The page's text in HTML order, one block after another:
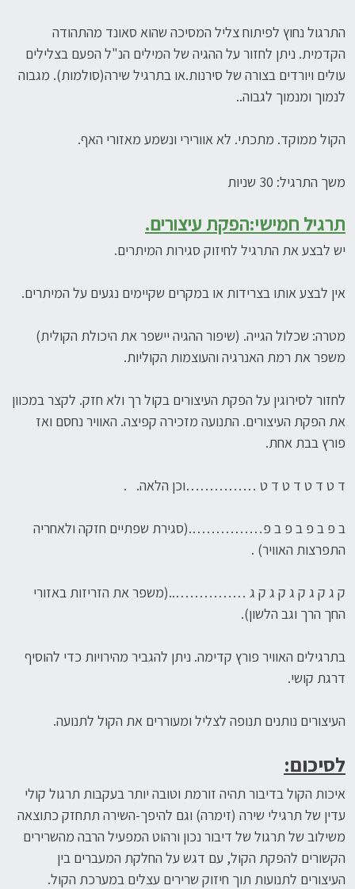
התרגול נחוץ לפיתוח צליל המסיכה שהוא סאונד מהתהודה
הקדמית. ניתן לחזור על ההגיה של המילים הנ"ל הפעם בצלילים
עולים ויורדים בצורה של סירנות.או בתרגיל שירה(סולמות). מגבוה
לנמוך ומנמוך לגבוה..
הקול ממוקד. מתכתי. לא אוורירי ונשמע מאזורי האף.
משך התרגיל: 30 שניות
תרגיל חמישי:הפקת עיצורים.
יש לבצע את התרגיל לחיזוק סגירות המיתרים.
אין לבצע אותו בצרידות או במקרים שקיימים נגעים על המיתרים.
מטרה: שכלול הגייה. (שיפור ההגיה יישפר את היכולת הקולית)
משפר את רמת האנרגיה והעוצמות הקוליות.
לחזור לסירוגין על הפקת העיצורים בקול רך ולא חזק. לקצר במכוון
את הפקת העיצורים. התנועה מזכירה קפיצה. האוויר נחסם ואז
פורץ בבת אחת.
ד ט ד ט ד ט ד ט ……………וכן הלאה. .
ב פ ב פ ב פ ב פ…………….(סגירת שפתיים חזקה ולאחריה
התפרצות האוויר) .
ק ג ק ג ק ג ק ג ק ג ……………..(משפר את הזריזות באזורי
החך הרך וגב הלשון).
בתרגילים האוויר פורץ קדימה. ניתן להגביר מהירויות כדי להוסיף
דרגת קושי.
העיצורים נותנים תנופה לצליל ומעוררים את הקול לתנועה.
לסיכום:
איכות הקול בדיבור תהיה זורמת וטובה יותר בעקבות תרגול קולי
עדין של תרגילי שירה (זימרה) וגם להיפך-השירה תתחזק כתוצאה
משילוב של תרגול של דיבור נכון ורהוט המפעיל הרבה מהשרירים
הקשורים להפקת הקול, עם דגש על החלקת המעברים בין
העיצורים לתנועות תוך חיזוק שרירים עצלים במערכת הקול.